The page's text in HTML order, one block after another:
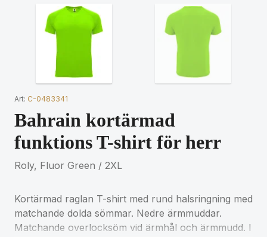
Art: C-0483341
Bahrain kortärmad
funktions T-shirt för herr
Roly, Fluor Green / 2XL
Kortärmad raglan T-shirt med rund halsringning med
matchande dolda sömmar. Nedre ärmmuddar.
Matchande overlocksöm vid ärmhål och ärmmudd. I